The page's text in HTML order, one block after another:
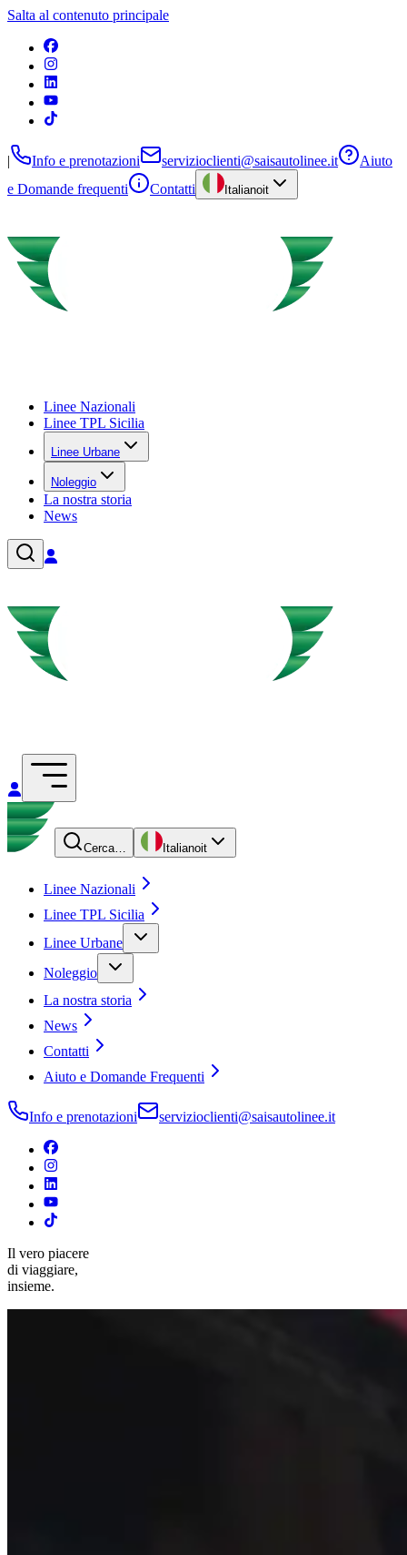
Salta al contenuto principale
| Info e prenotazioni servizioclienti@saisautolinee.it
Aiuto
e Domande frequenti
Contatti Italianoit
Linee Nazionali
Linee TPL Sicilia
Linee Urbane
Noleggio
La nostra storia
News
Cerca… Italianoit
Linee Nazionali
Linee TPL Sicilia
Linee Urbane
Noleggio
La nostra storia
News
Contatti
Aiuto e Domande Frequenti
Info e prenotazioni servizioclienti@saisautolinee.it
Il vero piacere
di viaggiare,
insieme.